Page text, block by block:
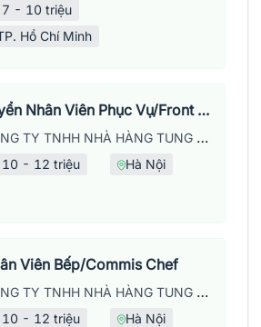
7 - 10 triệu
Hồ Chí Minh
Tuyển Nhân Viên Phục Vụ/Front Of House
CÔNG TY TNHH NHÀ HÀNG TUNG DINING
10 - 12 triệu Hà Nội
Viên Bếp/Commis Chef
CÔNG TY TNHH NHÀ HÀNG TUNG DINING
10 - 12 triệu Hà Nội